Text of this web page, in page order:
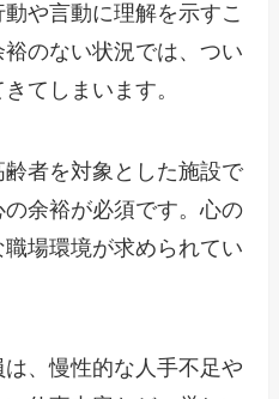
や言動に理解を示すこ
のない状況では、つい
てしまいます。
者を対象とした施設で
余裕が必須です。心の
場環境が求められてい
、慢性的な人手不足や